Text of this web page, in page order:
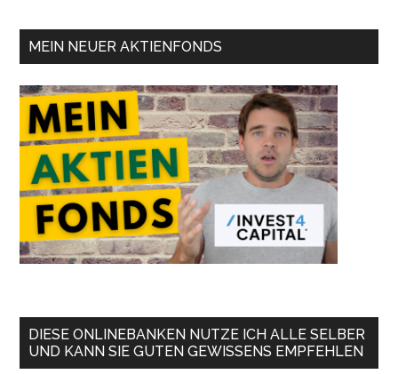
MEIN NEUER AKTIENFONDS
DIESE ONLINEBANKEN NUTZE ICH ALLE SELBER
UND KANN SIE GUTEN GEWISSENS EMPFEHLEN